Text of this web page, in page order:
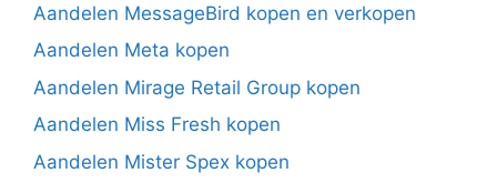
Aandelen MessageBird kopen en verkopen
Aandelen Meta kopen
Aandelen Mirage Retail Group kopen
Aandelen Miss Fresh kopen
Aandelen Mister Spex kopen